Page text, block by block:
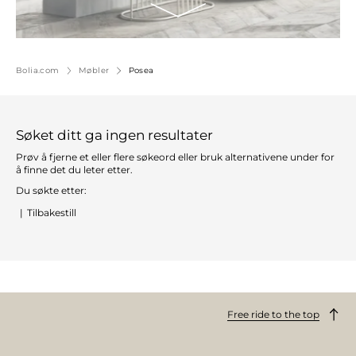
Bolia.com Møbler Posea
Søket ditt ga ingen resultater
Prøv å fjerne et eller flere søkeord eller bruk alternativene under for
å finne det du leter etter.
Du søkte etter:
| Tilbakestill
Free ride to the top